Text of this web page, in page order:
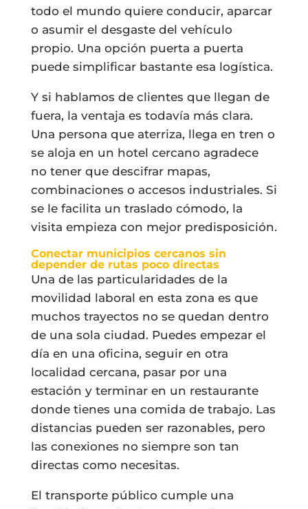
todo el mundo quiere conducir, aparcar
o asumir el desgaste del vehículo
propio. Una opción puerta a puerta
puede simplificar bastante esa logística.
Y si hablamos de clientes que llegan de
fuera, la ventaja es todavía más clara.
Una persona que aterriza, llega en tren o
se aloja en un hotel cercano agradece
no tener que descifrar mapas,
combinaciones o accesos industriales. Si
se le facilita un traslado cómodo, la
visita empieza con mejor predisposición.
Conectar municipios cercanos sin
depender de rutas poco directas
Una de las particularidades de la
movilidad laboral en esta zona es que
muchos trayectos no se quedan dentro
de una sola ciudad. Puedes empezar el
día en una oficina, seguir en otra
localidad cercana, pasar por una
estación y terminar en un restaurante
donde tienes una comida de trabajo. Las
distancias pueden ser razonables, pero
las conexiones no siempre son tan
directas como necesitas.
El transporte público cumple una